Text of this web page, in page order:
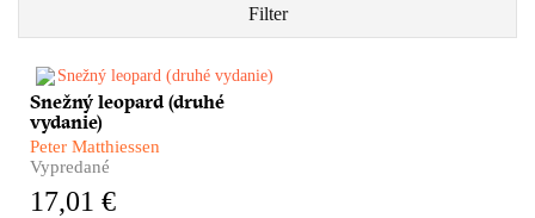
Filter
Himalájske dobrodružstvo,
nezvyčajný cestopis, hlboká
meditácia i silný
autobiografický román. Taký je
Matthiessena, pútnika po
Snežný leopard (druhé
vydanie)
Peter Matthiessen
Vypredané
17,01 €